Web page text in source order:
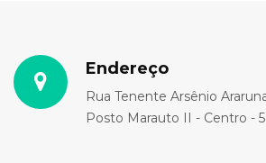
Endereço
Rua Tenente Arsênio
Posto Marauto II - Centro -